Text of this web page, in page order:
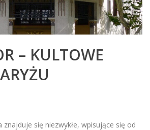
– KULTOWE
znajduje się niezwykłe, wpisujące się od